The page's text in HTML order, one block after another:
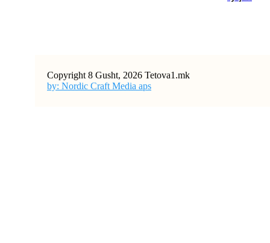
Copyright 8 Gusht, 2026 Tetova1.mk
by: Nordic Craft Media aps